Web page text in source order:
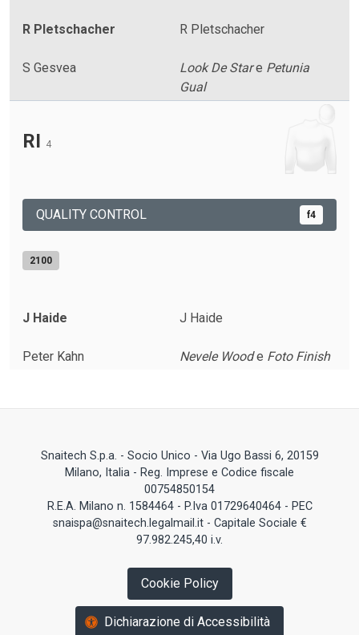
R Pletschacher R Pletschacher
S Gesvea Look De Stare Petunia
Gual
RI 4
QUALITY CONTROL f4
2100
J Haide J Haide
Peter Kahn Nevele Woode Foto Finish
Snaitech S.p.a. - Socio Unico - Via Ugo Bassi 6, 20159
Milano, Italia - Reg. Imprese e Codice fiscale
00754850154
R.E.A. Milano n. 1584464 - P.Iva 01729640464 - PEC
snaispa@snaitech.legalmail.it - Capitale Sociale €
97.982.245,40 i.v.
Cookie Policy
Dichiarazione di Accessibilità